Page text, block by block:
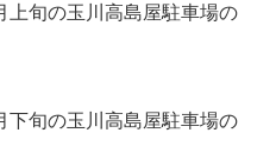
上旬の玉川高島屋駐車場の
下旬の玉川高島屋駐車場の